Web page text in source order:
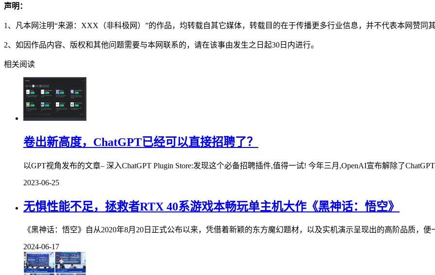
声明：
1、凡本网注明“来源：XXX（非科极网）”的作品，均转载自其它媒体，转载目的在于传播更多行业信息，并不代表本网赞同
2、如因作品内容、版权和其他问题需要与本网联系的，请在该事由发生之日起30日内进行。
相关阅读
卷出新高度，ChatGPT已经可以直接招聘了？
以GPT视角发布的文章– 深入ChatGPT Plugin Store:发现这个必备招聘插件,值得一试! 今年三月,OpenAI宣布解除了
2023-06-25
无惧性能不足，拯救者RTX 40系游戏本畅玩单主机大作《黑神话：悟空》
《黑神话：悟空》自从2020年8月20日正式公布以来，凭借着新颖的东方魔幻题材，以及实机演示呈现出的高阶品质，便
2024-06-17